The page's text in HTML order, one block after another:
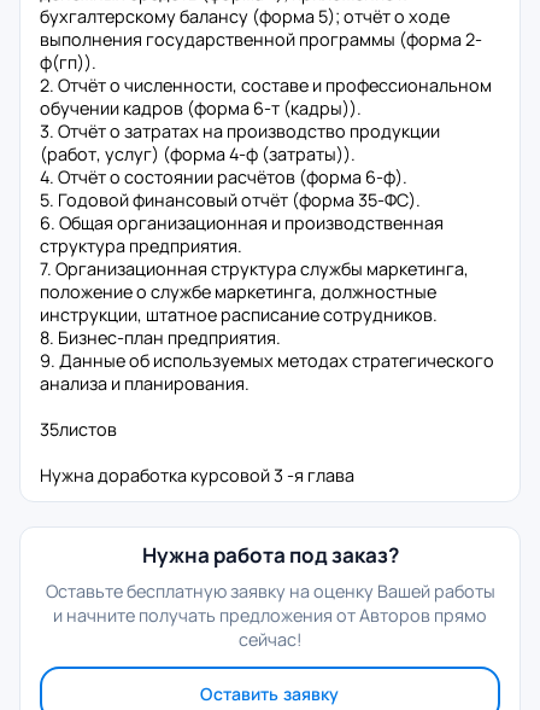
бухгалтерскому балансу (форма 5); отчёт о ходе
выполнения государственной программы (форма 2-
ф(гп)).
2. Отчёт о численности, составе и профессиональном
обучении кадров (форма 6-т (кадры)).
3. Отчёт о затратах на производство продукции
(работ, услуг) (форма 4-ф (затраты)).
4. Отчёт о состоянии расчётов (форма 6-ф).
5. Годовой финансовый отчёт (форма 35-ФС).
6. Общая организационная и производственная
структура предприятия.
7. Организационная структура службы маркетинга,
положение о службе маркетинга, должностные
инструкции, штатное расписание сотрудников.
8. Бизнес-план предприятия.
9. Данные об используемых методах стратегического
анализа и планирования.
35листов
Нужна доработка курсовой 3 -я глава
Нужна работа под заказ?
Оставьте бесплатную заявку на оценку Вашей работы
и начните получать предложения от Авторов прямо
сейчас!
Оставить заявку